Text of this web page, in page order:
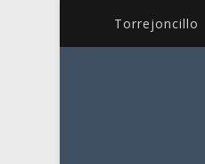
Torrejoncillo